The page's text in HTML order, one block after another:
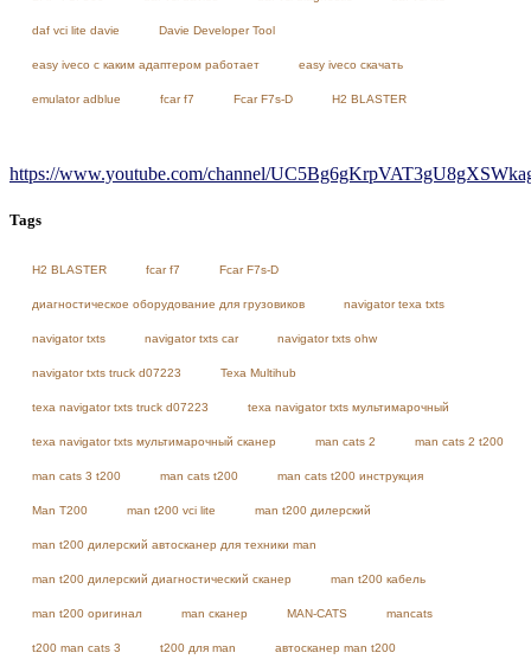
daf vci lite davie Davie Developer Tool
easy iveco с каким адаптером работает easy iveco скачать
emulator adblue fcar f7 Fcar F7s-D H2 BLASTER
https://www.youtube.com/channel/
Tags
H2 BLASTER fcar f7 Fcar F7s-D
диагностическое оборудование для грузовиков navigator texa txts
navigator txts navigator txts car navigator txts ohw
navigator txts truck d07223 Texa Multihub
texa navigator txts truck d07223 texa navigator txts мультимарочный
texa navigator txts мультимарочный сканер man cats 2 man cats 2 t200
man cats 3 t200 man cats t200 man cats t200 инструкция
Man T200 man t200 vci lite man t200 дилерский
man t200 дилерский автосканер для техники man
man t200 дилерский диагностический сканер man t200 кабель
man t200 оригинал man сканер MAN-CATS mancats
t200 man cats 3 t200 для man автосканер man t200